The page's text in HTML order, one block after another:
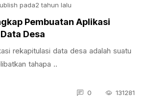
pada2 tahun lalu
Pembuatan Aplikasi
Desa
rekapitulasi data desa adalah suatu
tahapa ..
0 131281